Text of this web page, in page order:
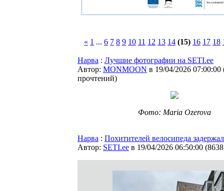
« 1 ... 6 7 8 9 10 11 12 13 14 (15) 16 17 18
Нарва : Лучшие фотографии на SETI.ee
Автор: MONMOON в 19/04/2026 07:00:00
прочтений)
Фото: Maria Ozerova
Нарва : Похитителей велосипеда
Автор: SETI.ee в 19/04/2026 06:50:00 (